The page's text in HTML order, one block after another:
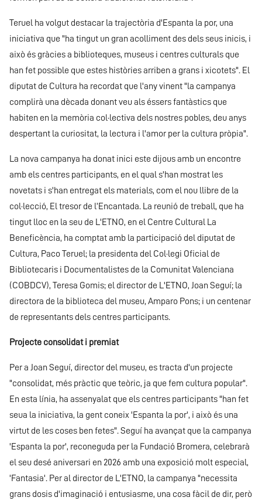
Teruel ha volgut destacar la trajectòria d'Espanta la por, una
iniciativa que "ha tingut un gran acolliment des dels seus inicis, i
això és gràcies a biblioteques, museus i centres culturals que
han fet possible que estes històries arriben a grans i xicotets". El
diputat de Cultura ha recordat que l'any vinent "la campanya
complirà una dècada donant veu als éssers fantàstics que
habiten en la memòria col·lectiva dels nostres pobles, deu anys
despertant la curiositat, la lectura i l'amor per la cultura pròpia".
La nova campanya ha donat inici este dijous amb un encontre
amb els centres participants, en el qual s'han mostrat les
novetats i s'han entregat els materials, com el nou llibre de la
col·lecció, El tresor de l’Encantada. La reunió de treball, que ha
tingut lloc en la seu de L'ETNO, en el Centre Cultural La
Beneficència, ha comptat amb la participació del diputat de
Cultura, Paco Teruel; la presidenta del Col·legi Oficial de
Bibliotecaris i Documentalistes de la Comunitat Valenciana
(COBDCV), Teresa Gomis; el director de L'ETNO, Joan Seguí; la
directora de la biblioteca del museu, Amparo Pons; i un centenar
de representants dels centres participants.
Projecte consolidat i premiat
Per a Joan Seguí, director del museu, es tracta d'un projecte
"consolidat, més pràctic que teòric, ja que fem cultura popular".
En esta línia, ha assenyalat que els centres participants "han fet
seua la iniciativa, la gent coneix 'Espanta la por', i això és una
virtut de les coses ben fetes". Seguí ha avançat que la campanya
'Espanta la por', reconeguda per la Fundació Bromera, celebrarà
el seu desé aniversari en 2026 amb una exposició molt especial,
'Fantasia'. Per al director de L'ETNO, la campanya "necessita
grans dosis d'imaginació i entusiasme, una cosa fàcil de dir, però